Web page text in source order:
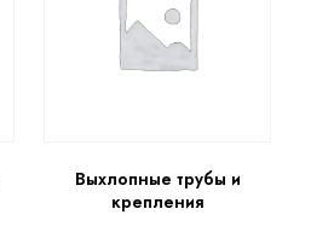
Выхлопные трубы и
крепления